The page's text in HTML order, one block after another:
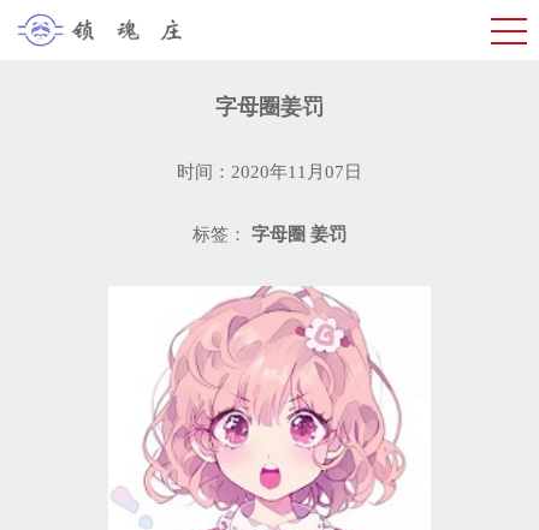
字母圈姜罚
时间：2020年11月07日
标签： 字母圈 姜罚